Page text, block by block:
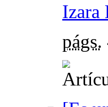
Izara
págs.